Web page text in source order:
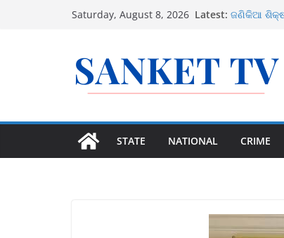
Saturday, August 8, 2026 Latest: ଉତ୍ତର
ଜଣିକିଆ
ଜାତୀୟ
ସରକାର
୫ ବର୍ଷୀୟା
୧୪
STATE NATIONAL CRIME